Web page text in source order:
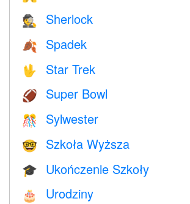
🕵️ Sherlock
🍂 Spadek
🖖 Star Trek
🏈 Super Bowl
🎊 Sylwester
🤓 Szkoła Wyższa
🎓 Ukończenie Szkoły
🎂 Urodziny